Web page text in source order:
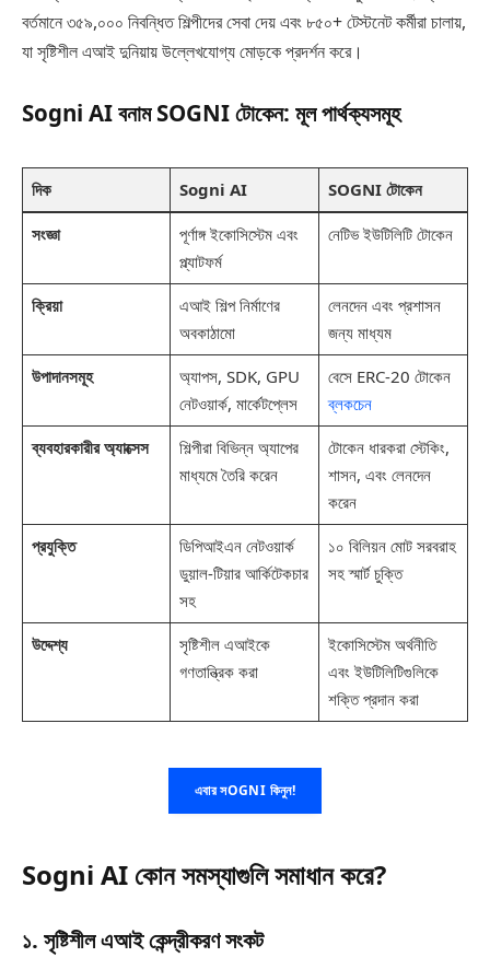
বর্তমানে ৩৫৯,০০০ নিবন্ধিত শিল্পীদের সেবা দেয় এবং ৮৫০+ টেস্টনেট কর্মীরা চালায়,
যা সৃষ্টিশীল এআই দুনিয়ায় উল্লেখযোগ্য মোড়কে প্রদর্শন করে।
Sogni AI বনাম SOGNI টোকেন: মূল পার্থক্যসমূহ
দিক Sogni AI SOGNI টোকেন
সংজ্ঞা
পূর্ণাঙ্গ ইকোসিস্টেম এবং
প্ল্যাটফর্ম
নেটিভ ইউটিলিটি টোকেন
ক্রিয়া
এআই শিল্প নির্মাণের
অবকাঠামো
লেনদেন এবং প্রশাসন
জন্য মাধ্যম
উপাদানসমূহ
অ্যাপস, SDK, GPU
নেটওয়ার্ক, মার্কেটপ্লেস
বেসে ERC-20 টোকেন
ব্লকচেন
ব্যবহারকারীর অ্যাক্সেস
শিল্পীরা বিভিন্ন অ্যাপের
মাধ্যমে তৈরি করেন
টোকেন ধারকরা স্টেকিং,
শাসন, এবং লেনদেন
করেন
প্রযুক্তি
ডিপিআইএন নেটওয়ার্ক
ডুয়াল-টিয়ার আর্কিটেকচার
সহ
১০ বিলিয়ন মোট সরবরাহ
সহ স্মার্ট চুক্তি
উদ্দেশ্য
সৃষ্টিশীল এআইকে
গণতান্ত্রিক করা
ইকোসিস্টেম অর্থনীতি
এবং ইউটিলিটিগুলিকে
শক্তি প্রদান করা
এবার সOGNI কিনুন!
Sogni AI কোন সমস্যাগুলি সমাধান করে?
১. সৃষ্টিশীল এআই কেন্দ্রীকরণ সংকট